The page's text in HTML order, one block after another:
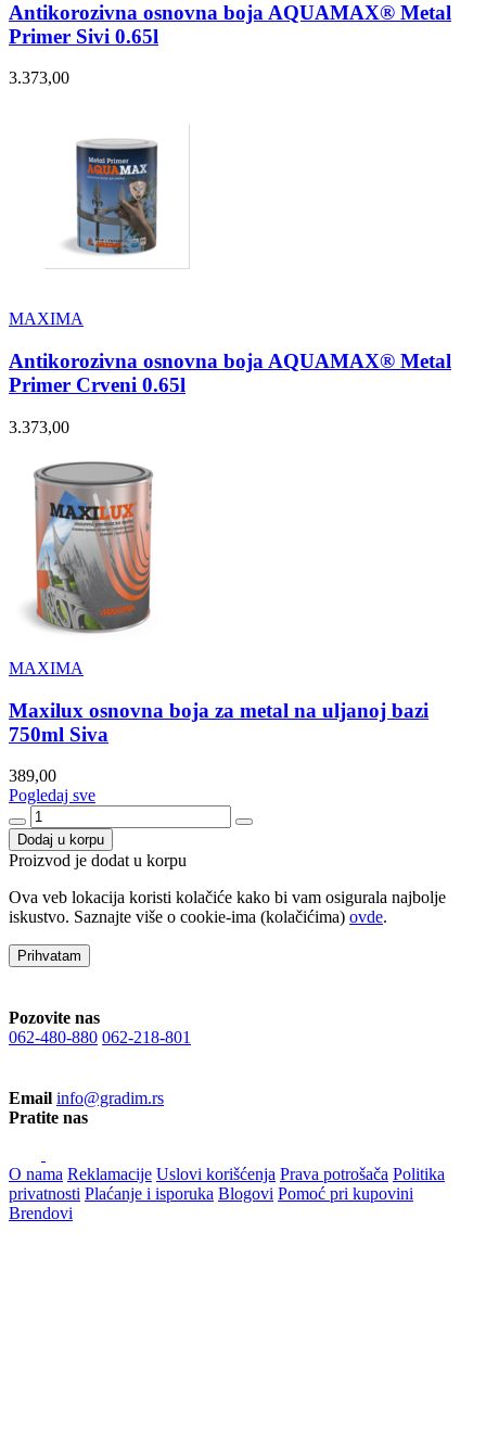
Antikorozivna osnovna boja AQUAMAX® Metal
Primer Sivi 0.65l
3.373,00
MAXIMA
Antikorozivna osnovna boja AQUAMAX® Metal
Primer Crveni 0.65l
3.373,00
MAXIMA
Maxilux osnovna boja za metal na uljanoj bazi
750ml Siva
389,00
Pogledaj sve
Dodaj u korpu
Proizvod je dodat u korpu
Ova veb lokacija koristi kolačiće kako bi vam osigurala najbolje
iskustvo. Saznajte više o cookie-ima (kolačićima) ovde.
Prihvatam
Pozovite nas
062-480-880 062-218-801
Email info@gradim.rs
Pratite nas
O nama Reklamacije Uslovi korišćenja Prava potrošača Politika
privatnosti Plaćanje i isporuka Blogovi Pomoć pri kupovini
Brendovi